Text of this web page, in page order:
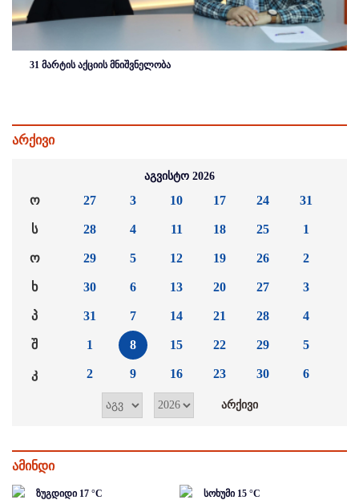
31 მარტის აქციის მნიშვნელობა
არქივი
აგვისტო 2026
ო
ს
ო
ხ
პ
შ
კ
27
28
29
30
31
1
2
3
4
5
6
7
8
9
10
11
12
13
14
15
16
17
18
19
20
21
22
23
24
25
26
27
28
29
30
31
1
2
3
4
5
6
ამინდი
ზუგდიდი 17 °C სოხუმი 15 °C